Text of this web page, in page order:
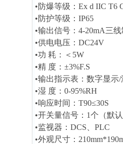
•防爆等级：Ex d IIC T6
•防护等级：IP65
•输出信号：4-20mA三
•供电电压：DC24V
•功 耗：＜5W
•精 度：±3%F.S
•输出指示表：数字显示
•湿 度：0-95%RH
•响应时间：T90≤30S
•开关量信号：1个（默
•监视器：DCS、PLC
•外观尺寸：